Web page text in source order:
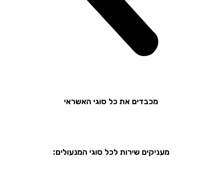
מכבדים את כל סוגי האשראי
מעניקים שירות לכל סוגי המנעולים: